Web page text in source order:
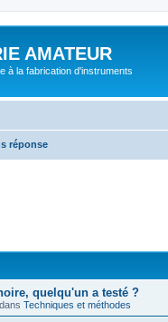
AMATEUR
à la fabrication d'instruments
réponse
quelqu'un a testé ?
Techniques et méthodes